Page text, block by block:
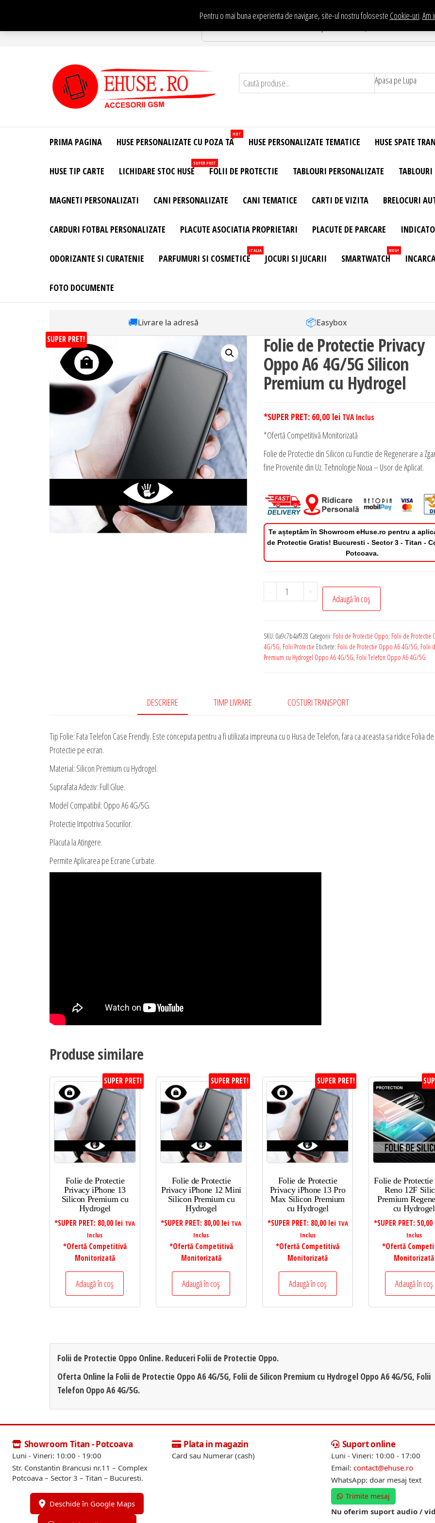
conținut
Pentru o mai buna experienta de navigare, site-ul nostru foloseste Cookie-uri.Am
Te asteptam in Showroom eHuse.ro
Site Oficial .
Huse
Personalizate
Huse
Personalizate
Telefon –
– Accesorii
Apasa pe Lupa
PRIMA PAGINA HUSE PERSONALIZATE CU POZA TA
HOT
HUSE PERSONALIZATE TEMATICE HUSE SPATE
HUSE TIP CARTE LICHIDARE STOC HUSE
SUPER PRET
FOLII DE PROTECTIE TABLOURI PERSONALIZATE TABLOURI
MAGNETI PERSONALIZATI CANI PERSONALIZATE CANI TEMATICE CARTI DE VIZITA BRELOCURI
CARDURI FOTBAL PERSONALIZATE PLACUTE ASOCIATIA PROPRIETARI PLACUTE DE PARCARE
ODORIZANTE SI CURATENIE PARFUMURI SI COSMETICE
ITALIA
JOCURI SI JUCARII SMARTWATCH
NOU!
FOTO DOCUMENTE
🚚Livrare la adresă 📦Easybox
SUPER PRET! Folie de Protectie Privacy
Oppo A6 4G/5G Silicon
Premium cu Hydrogel
*SUPER PRET: 60,00 lei TVA Inclus
*Ofertă Competitivă Monitorizată
Folie de Protectie din Silicon cu Functie de Regenerare a
fine Provenite din Uz. Tehnologie Noua – Usor de Aplicat.
Te așteptăm în Showroom eHuse.ro pentru a
de Protectie Gratis! Bucuresti - Sector 3 - Titan -
Potcoava.
-
Cantitate
Folie
Privacy
Oppo
Silicon
Hydrogel
+
Adaugă în coș
SKU: 0a9c7b4af928 Categorii: Folii de Protectie Oppo, Folii de Protectie
4G/5G, Folii Protectie Etichete: Folii de Protectie Oppo A6 4G/5G, Folii
Premium cu Hydrogel Oppo A6 4G/5G, Folii Telefon Oppo A6 4G/5G
DESCRIERE TIMP LIVRARE COSTURI TRANSPORT
Tip Folie: Fata Telefon Case Frendly. Este conceputa pentru a fi utilizata impreuna cu o Husa de Telefon, fara ca aceasta sa ridice Folia de
Protectie pe ecran.
Material: Silicon Premium cu Hydrogel.
Suprafata Adeziv: Full Glue.
Model Compatibil: Oppo A6 4G/5G.
Protectie Impotriva Socurilor.
Placuta la Atingere.
Permite Aplicarea pe Ecrane Curbate.
Produse similare
SUPER PRET!
Folie de Protectie
Privacy iPhone 13
Silicon Premium cu
Hydrogel
*SUPER PRET: 80,00 lei TVA
Inclus
*Ofertă Competitivă
Monitorizată
Adaugă în coș
SUPER PRET!
Folie de Protectie
Privacy iPhone 12 Mini
Silicon Premium cu
Hydrogel
*SUPER PRET: 80,00 lei TVA
Inclus
*Ofertă Competitivă
Monitorizată
Adaugă în coș
SUPER PRET!
Folie de Protectie
Privacy iPhone 13 Pro
Max Silicon Premium
cu Hydrogel
*SUPER PRET: 80,00 lei TVA
Inclus
*Ofertă Competitivă
Monitorizată
Adaugă în coș
Folie de
Reno 12F
Premium
cu Hydrogel
*SUPER PRET: 50,00
Inclus
*Ofertă
Monitorizată
Adaugă în coș
Folii de Protectie Oppo Online. Reduceri Folii de Protectie Oppo.
Oferta Online la Folii de Protectie Oppo A6 4G/5G, Folii de Silicon Premium cu Hydrogel Oppo A6 4G/5G, Folii
Telefon Oppo A6 4G/5G.
Showroom Titan - Potcoava
Luni - Vineri: 10:00 - 19:00
Str. Constantin Brancusi nr.11 – Complex
Potcoava – Sector 3 – Titan – Bucuresti.
Deschide în Google Maps
Plata in magazin
Card sau Numerar (cash)
Suport online
Luni - Vineri: 10:00 - 17:00
Email: contact@ehuse.ro
WhatsApp: doar mesaj text
Trimite mesaj
Nu oferim suport audio /